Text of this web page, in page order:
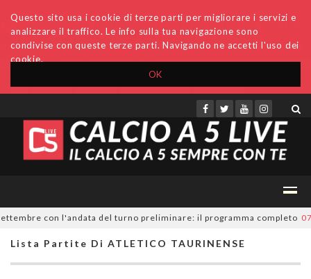
OK
Questo sito usa i cookie di terze parti per migliorare i servizi e
analizzare il traffico. Le info sulla tua navigazione sono
condivise con queste terze parti. Navigando ne accetti l'uso dei
cookie.
Accedi Archivio Invio comunicati Redazione
con l'andata del turno preliminare: il programma completo 07/
Lista Partite Di ATLETICO TAURINENSE